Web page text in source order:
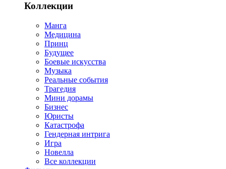
Коллекции
Манга
Медицина
Принц
Будущее
Боевые искусства
Музыка
Реальные события
Трагедия
Мини дорамы
Бизнес
Юристы
Катастрофа
Гендерная интрига
Игра
Новелла
Все коллекции